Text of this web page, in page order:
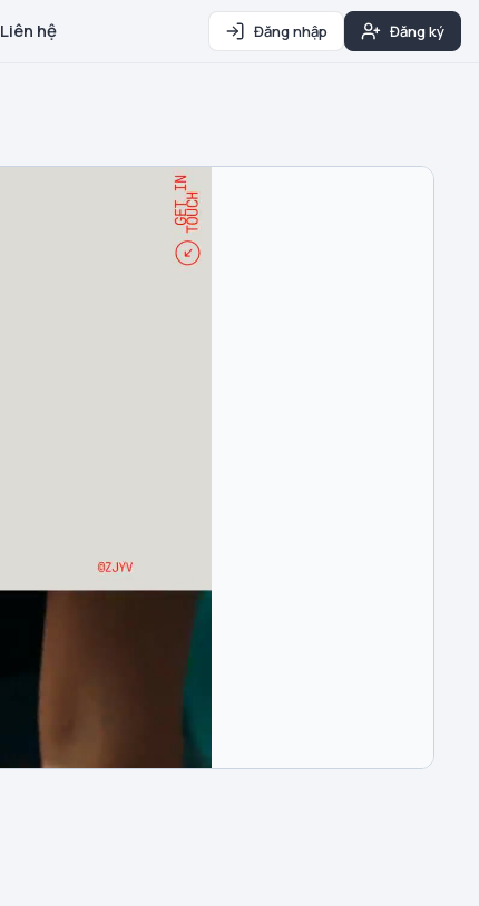
Liên hệ Đăng nhập Đăng ký